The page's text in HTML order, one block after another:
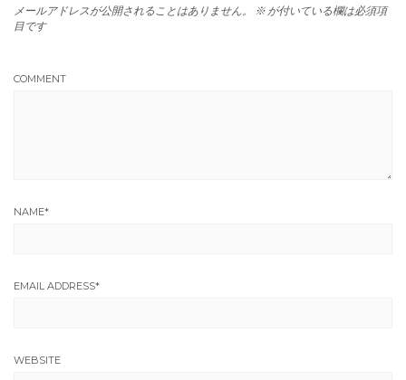
メールアドレスが公開されることはありません。 ※ が付いている欄は必須項
目です
COMMENT
NAME*
EMAIL ADDRESS*
WEBSITE